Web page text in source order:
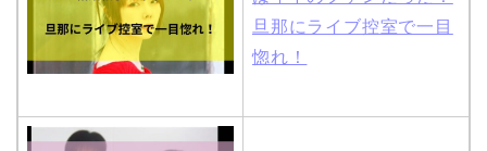
旦那にライブ控室で一目
惚れ！